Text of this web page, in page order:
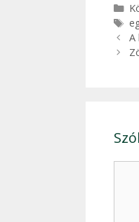
A